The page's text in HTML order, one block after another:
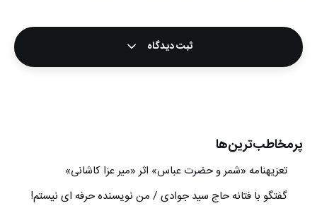
ثبت دیدگاه
پرمخاطب‌ترین‌ها
تعزیه‎نامه‏ «شمر و حضرت عباس» اثر «میر عزا کاشانی»
گفتگو با فتانه حاج سید جوادی / من نویسنده حرفه ای نیستم!